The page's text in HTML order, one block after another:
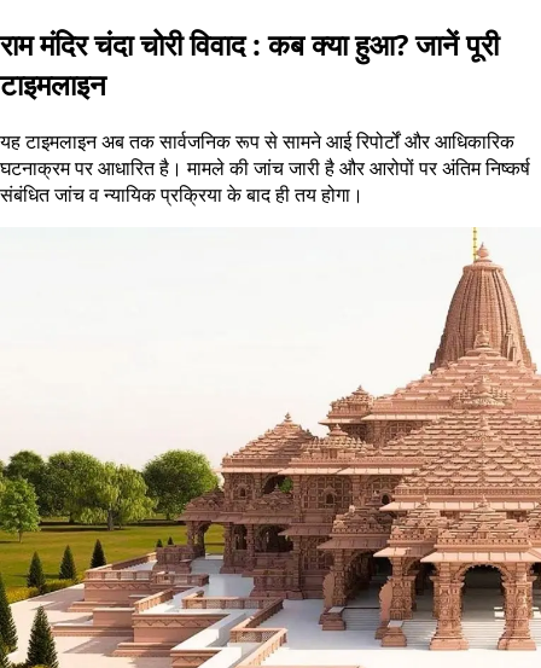
राम मंदिर चंदा चोरी विवाद : कब क्या हुआ? जानें पूरी
टाइमलाइन
यह टाइमलाइन अब तक सार्वजनिक रूप से सामने आई रिपोर्टों और आधिकारिक
घटनाक्रम पर आधारित है। मामले की जांच जारी है और आरोपों पर अंतिम निष्कर्ष
संबंधित जांच व न्यायिक प्रक्रिया के बाद ही तय होगा।